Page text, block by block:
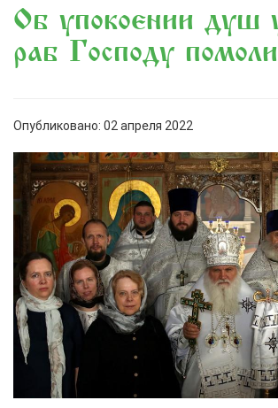
Об упокоении душ
раб Господу
Опубликовано: 02 апреля 2022